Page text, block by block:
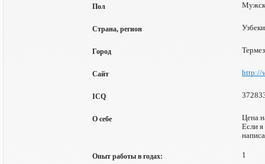
Пол
Страна, регион
Город Термез
Сайт http://
ICQ
О себе
Цена
Если
Опыт работы в годах: 1